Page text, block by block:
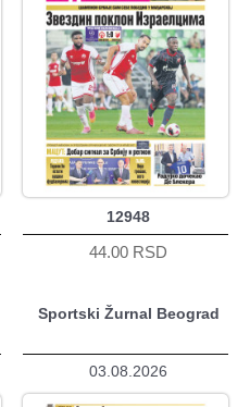
12948
44.00 RSD
Sportski Žurnal Beograd
03.08.2026